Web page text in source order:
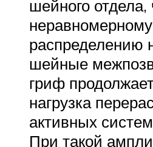
шейного отдела,
неравномерному
распределению
шейные
гриф
нагрузка
активных
При такой